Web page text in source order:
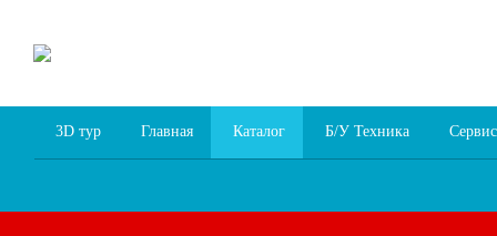
3D тур Главная Каталог Б/У Техника Сервис